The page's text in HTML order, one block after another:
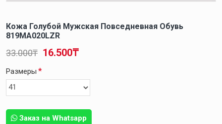
Кожа Голубой Мужская Повседневная Обувь
819MA020LZR
Заказ на Whatsapp
16.500₸
33.000₸
Размеры